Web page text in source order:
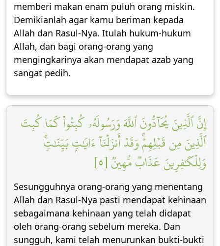
memberi makan enam puluh orang miskin.
Demikianlah agar kamu beriman kepada
Allah dan Rasul-Nya. Itulah hukum-hukum
Allah, dan bagi orang-orang yang
mengingkarinya akan mendapat azab yang
sangat pedih.
إِنَّ ٱلَّذِينَ يُحَآدُّونَ ٱللَّهَ وَرَسُولَهُۥ كُبِتُواْ كَمَا كُبِتَ
ٱلَّذِينَ مِن قَبۡلِهِمۡۚ وَقَدۡ أَنزَلۡنَآ ءَايَٰتِۭ بَيِّنَٰتٖۚ
وَلِلۡكَٰفِرِينَ عَذَابٞ مُّهِينٞ [٥]
Sesungguhnya orang-orang yang menentang
Allah dan Rasul-Nya pasti mendapat kehinaan
sebagaimana kehinaan yang telah didapat
oleh orang-orang sebelum mereka. Dan
sungguh, kami telah menurunkan bukti-bukti